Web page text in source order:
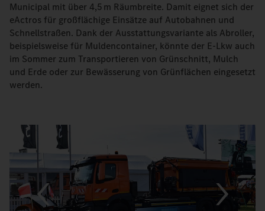
Municipal mit über 4,5 m Räumbreite. Damit eignet sich der
eActros für großflächige Einsätze auf Autobahnen und
Schnellstraßen. Dank der Ausstattungsvariante als Abroller,
beispielsweise für Muldencontainer, könnte der E-Lkw auch
im Sommer zum Transportieren von Grünschnitt, Mulch
und Erde oder zur Bewässerung von Grünflächen eingesetzt
werden.